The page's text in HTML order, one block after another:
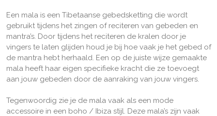
Een mala is een Tibetaanse gebedsketting die wordt
gebruikt tijdens het zingen of reciteren van gebeden en
mantra’s. Door tijdens het reciteren de kralen door je
vingers te laten glijden houd je bij hoe vaak je het gebed of
de mantra hebt herhaald. Een op de juiste wijze gemaakte
mala heeft haar eigen specifieke kracht die ze toevoegt
aan jouw gebeden door de aanraking van jouw vingers.
Tegenwoordig zie je de mala vaak als een mode
accessoire in een boho / Ibiza stijl. Deze mala’s zijn vaak